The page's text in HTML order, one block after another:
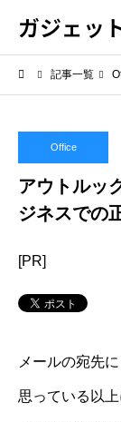
ガジェッ
記事一覧
Office
アウトルッ
ジネスでの
[PR]
メールの宛先
思っている以